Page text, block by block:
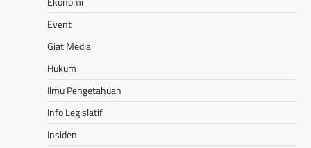
Event
Giat Media
Hukum
Ilmu Pengetahuan
Info Legislatif
Insiden